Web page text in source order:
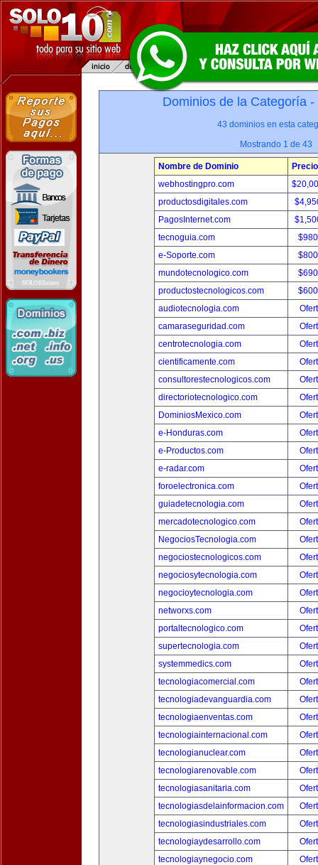
Dominios de la Categoría -
43 dominios en esta
Mostrando 1 de 43
Nombre de Dominio
Precio
webhostingpro.com
productosdigitales.com
PagosInternet.com
tecnoguia.com
e-Soporte.com
mundotecnologico.com
productostecnologicos.com
audiotecnologia.com
camaraseguridad.com
centrotecnologia.com
cientificamente.com
consultorestecnologicos.com
directoriotecnologico.com
DominiosMexico.com
e-Honduras.com
e-Productos.com
e-radar.com
foroelectronica.com
guiadetecnologia.com
mercadotecnologico.com
NegociosTecnologia.com
negociostecnologicos.com
negociosytecnologia.com
negocioytecnologia.com
networxs.com
portaltecnologico.com
supertecnologia.com
systemmedics.com
tecnologiacomercial.com
tecnologiadevanguardia.com
tecnologiaenventas.com
tecnologiainternacional.com
tecnologianuclear.com
tecnologiarenovable.com
tecnologiasanitaria.com
tecnologiasdelainformacion.com
tecnologiasindustriales.com
tecnologiaydesarrollo.com
tecnologiaynegocio.com